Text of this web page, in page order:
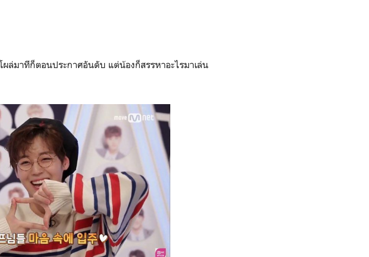
ล่มาทีก็ตอนประกาศอันดับ แต่น้องก็สรรหาอะไรมาเล่น